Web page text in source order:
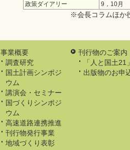
政策ダイアリー
9，10月
※会長コラムほか
事業概要
調査研究
国土計画シンポジ
ウム
講演会・セミナー
国づくりシンポジ
ウム
高速道路連携推進
刊行物発行事業
地域づくり表彰
刊行物のご案内
「人と国土21
出版物のお申